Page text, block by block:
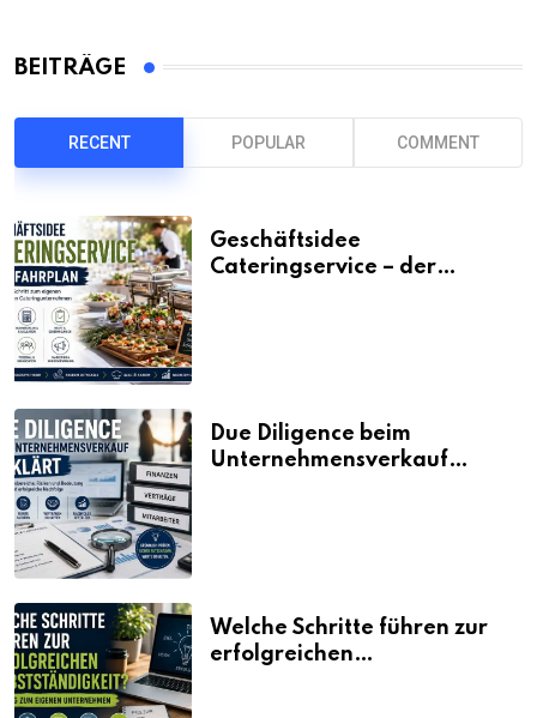
BEITRÄGE
RECENT POPULAR COMMENT
Geschäftsidee
Cateringservice – der
Due Diligence beim
Unternehmensverkauf
Welche Schritte führen zur
erfolgreichen